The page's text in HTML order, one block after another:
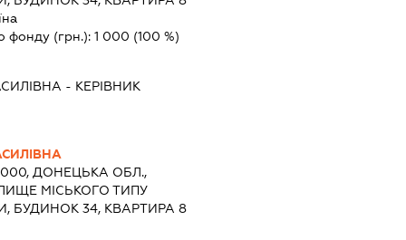
фонду (грн.): 1 000 (100 %)
- КЕРІВНИК
ДОНЕЦЬКА ОБЛ.,
МІСЬКОГО ТИПУ
БУДИНОК 34, КВАРТИРА 8